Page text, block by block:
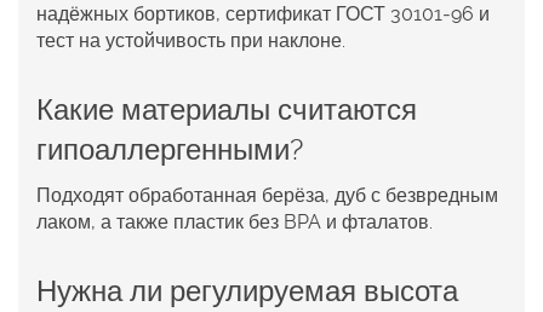
надёжных бортиков, сертификат ГОСТ 30101‑96 и
тест на устойчивость при наклоне.
Какие материалы считаются
гипоаллергенными?
Подходят обработанная берёза, дуб с безвредным
лаком, а также пластик без BPA и фталатов.
Нужна ли регулируемая высота